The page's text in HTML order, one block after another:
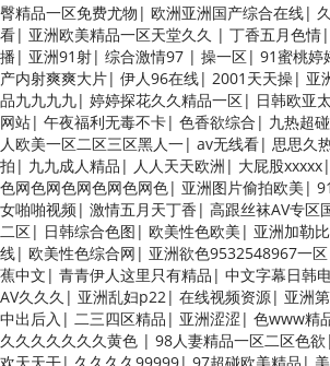
臀精品一区免费尤物 | 欧洲亚洲国产综合在线|
看| 亚洲欧美精品一区天堂久久 | 丁香五月色情|
播 | 亚洲91射| 综合激情97 | 操一区| 91蜜桃婷
产内射爽爽大片| 伊人96在线| 2001天天操| 亚
品九九九九| 婷婷探花久久精品一区| 日韩欧亚
网站| 午夜福利无毒不卡| 色香欲综合 | 九热超碰
人欧美一区二区三区黑人一| av无线看| 思思久
拍 | 九九成人精品 | 人人天天欧洲 | 大屁股xxxxx|
色网色网色网色网色网色| 亚洲图片偷拍欧美 |
女啪啪视频| 激情五月天丁香 | 高跟丝袜AV专区
二区| 日韩综合色图 | 欧美性色欧美 | 亚洲加勒
线| 欧美性色综合网 | 亚洲欲色9532548967一区
蕉中文 | 青青伊人这里只有精品 | 中文字幕日韩
AV久久久 | 亚洲乱妇p22| 在线视频资源| 亚洲
中出后入 | 二三四区精品 | 亚洲涩涩 | 色www精
久久久久久久久黄色 | 98人妻精品一区二区色欲 |